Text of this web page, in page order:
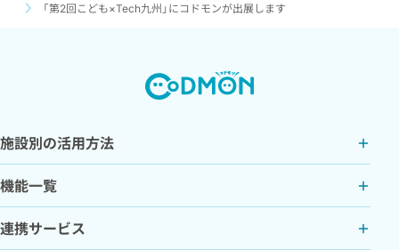
「第2回こども×Tech九州」にコドモンが出展します
施設別の活用方法
機能一覧
連携サービス